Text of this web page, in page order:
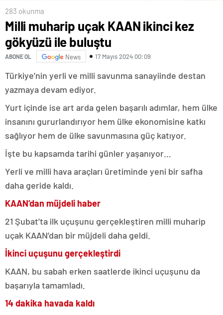
283 okunma
Milli muharip uçak KAAN ikinci kez
gökyüzü ile buluştu
ABONE OL News 17 Mayıs 2024 00:09
Türkiye’nin yerli ve milli savunma sanayiinde destan
yazmaya devam ediyor.
Yurt içinde ise art arda gelen başarılı adımlar, hem ülke
insanını gururlandırıyor hem ülke ekonomisine katkı
sağlıyor hem de ülke savunmasına güç katıyor.
İşte bu kapsamda tarihi günler yaşanıyor…
Yerli ve milli hava araçları üretiminde yeni bir safha
daha geride kaldı.
KAAN’dan müjdeli haber
21 Şubat’ta ilk uçuşunu gerçekleştiren milli muharip
uçak KAAN’dan bir müjdeli daha geldi.
İkinci uçuşunu gerçekleştirdi
KAAN, bu sabah erken saatlerde ikinci uçuşunu da
başarıyla tamamladı.
14 dakika havada kaldı